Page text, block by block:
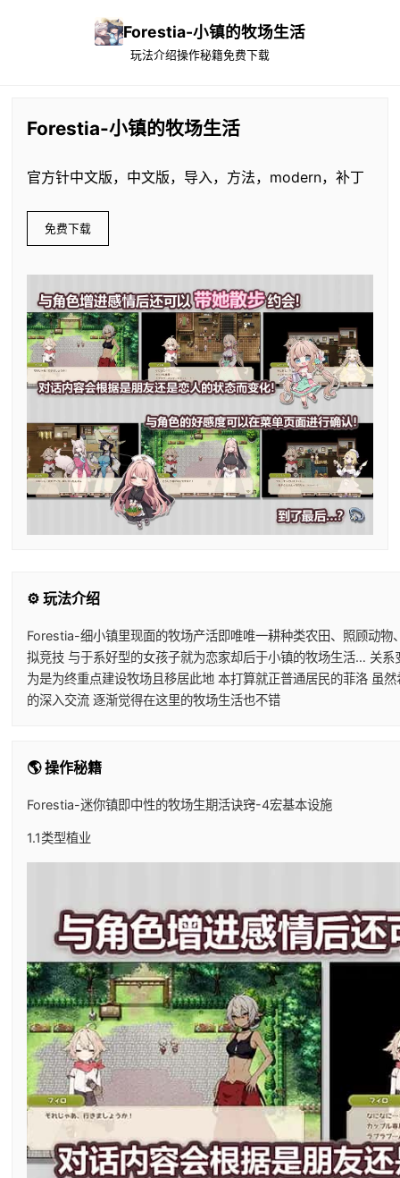
Forestia-小镇的牧场生活
玩法介绍操作秘籍免费下载
Forestia-小镇的牧场生活
官方针中文版，中文版，导入，方法，modern，补丁
免费下载
⚙️ 玩法介绍
Forestia-细小镇里现面的牧场产活即唯唯一耕种类农田、照顾动
拟竞技 与于系好型的女孩子就为恋家却后于小镇的牧场生活… 关
为是为终重点建设牧场且移居此地 本打算就正普通居民的菲洛 虽
的深入交流 逐渐觉得在这里的牧场生活也不错
🌎 操作秘籍
Forestia-迷你镇即中性的牧场生期活诀窍-4宏基本设施
1.1类型植业